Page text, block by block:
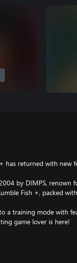
has returned with new
by DIMPS,
Fish +, packed
a training mode with
game lover is here!